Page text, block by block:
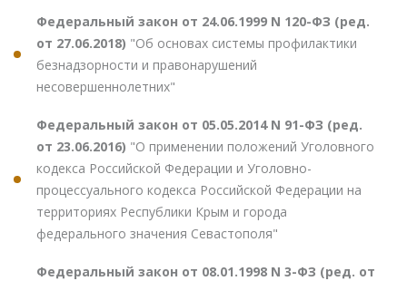
Федеральный закон от 24.06.1999 N 120-ФЗ (ред.
от 27.06.2018) "Об основах системы профилактики
безнадзорности и правонарушений
несовершеннолетних"
Федеральный закон от 05.05.2014 N 91-ФЗ (ред.
от 23.06.2016) "О применении положений Уголовного
кодекса Российской Федерации и Уголовно-
процессуального кодекса Российской Федерации на
территориях Республики Крым и города
федерального значения Севастополя"
Федеральный закон от 08.01.1998 N 3-ФЗ (ред. от